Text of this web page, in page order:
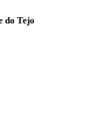
do Tejo